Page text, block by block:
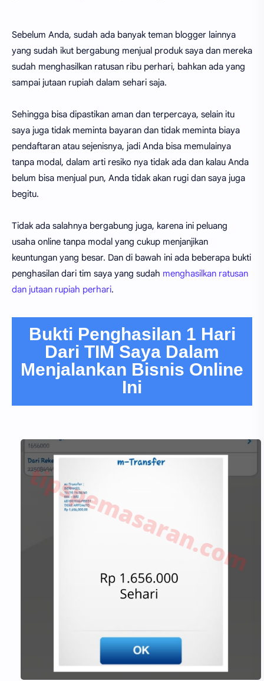
Sebelum Anda, sudah ada banyak teman blogger lainnya
yang sudah ikut bergabung menjual produk saya dan mereka
sudah menghasilkan ratusan ribu perhari, bahkan ada yang
sampai jutaan rupiah dalam sehari saja.
Sehingga bisa dipastikan aman dan terpercaya, selain itu
saya juga tidak meminta bayaran dan tidak meminta biaya
pendaftaran atau sejenisnya, jadi Anda bisa memulainya
tanpa modal, dalam arti resiko nya tidak ada dan kalau Anda
belum bisa menjual pun, Anda tidak akan rugi dan saya juga
begitu.
Tidak ada salahnya bergabung juga, karena ini peluang
usaha online tanpa modal yang cukup menjanjikan
keuntungan yang besar. Dan di bawah ini ada beberapa bukti
penghasilan dari tim saya yang sudah menghasilkan ratusan
dan jutaan rupiah perhari.
Bukti Penghasilan 1 Hari
Dari TIM Saya Dalam
Menjalankan Bisnis Online
Ini